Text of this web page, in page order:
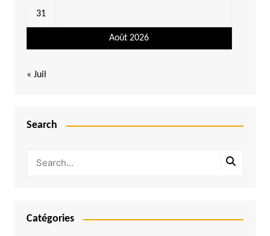
Août 2026
31
« Juil
Search
Catégories